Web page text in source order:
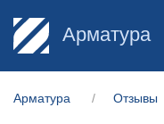
Арматура
Арматура Отзывы